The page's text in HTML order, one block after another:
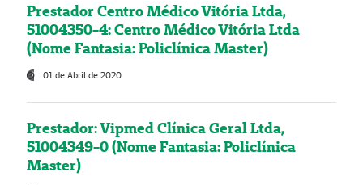
Prestador Centro Médico Vitória Ltda,
51004350-4: Centro Médico Vitória Ltda
(Nome Fantasia: Policlínica Master)
01 de Abril de 2020
Prestador: Vipmed Clínica Geral Ltda,
51004349-0 (Nome Fantasia: Policlínica
Master)